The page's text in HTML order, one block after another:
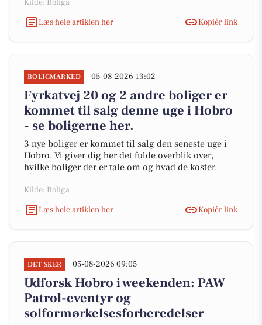
Kilde: Boliga
Læs hele artiklen her
Kopiér link
BOLIGMARKED 05-08-2026 13:02
Fyrkatvej 20 og 2 andre boliger er
kommet til salg denne uge i Hobro
- se boligerne her.
3 nye boliger er kommet til salg den seneste uge i
Hobro. Vi giver dig her det fulde overblik over,
hvilke boliger der er tale om og hvad de koster.
Kilde: Boliga
Læs hele artiklen her
Kopiér link
DET SKER 05-08-2026 09:05
Udforsk Hobro i weekenden: PAW
Patrol-eventyr og
solformørkelsesforberedelser